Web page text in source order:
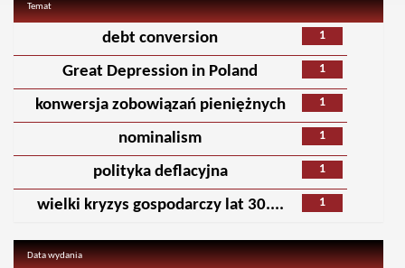
Temat
1
debt conversion
1
Great Depression in Poland
1
konwersja zobowiązań pieniężnych
1
nominalism
1
polityka deflacyjna
1
wielki kryzys gospodarczy lat 30....
Data wydania